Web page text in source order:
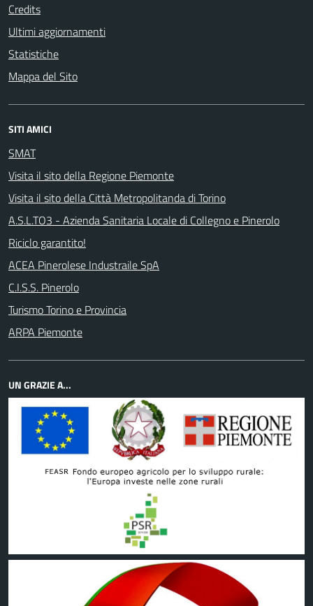
Credits
Ultimi aggiornamenti
Statistiche
Mappa del Sito
SITI AMICI
SMAT
Visita il sito della Regione Piemonte
Visita il sito della Città Metropolitanda di Torino
A.S.L.TO3 - Azienda Sanitaria Locale di Collegno e Pinerolo
Riciclo garantito!
ACEA Pinerolese Industraile SpA
C.I.S.S. Pinerolo
Turismo Torino e Provincia
ARPA Piemonte
UN GRAZIE A...